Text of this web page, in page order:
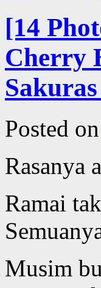
[14
Cherry
Posted on
Rasanya
Ramai
Musim